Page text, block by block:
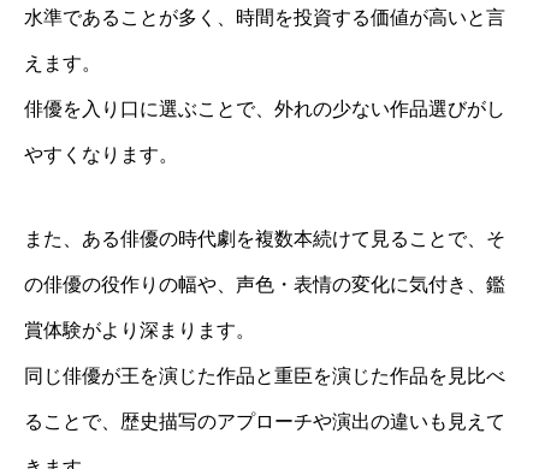
水準であることが多く、時間を投資する価値が高いと言
えます。
俳優を入り口に選ぶことで、外れの少ない作品選びがし
やすくなります。
また、ある俳優の時代劇を複数本続けて見ることで、そ
の俳優の役作りの幅や、声色・表情の変化に気付き、鑑
賞体験がより深まります。
同じ俳優が王を演じた作品と重臣を演じた作品を見比べ
ることで、歴史描写のアプローチや演出の違いも見えて